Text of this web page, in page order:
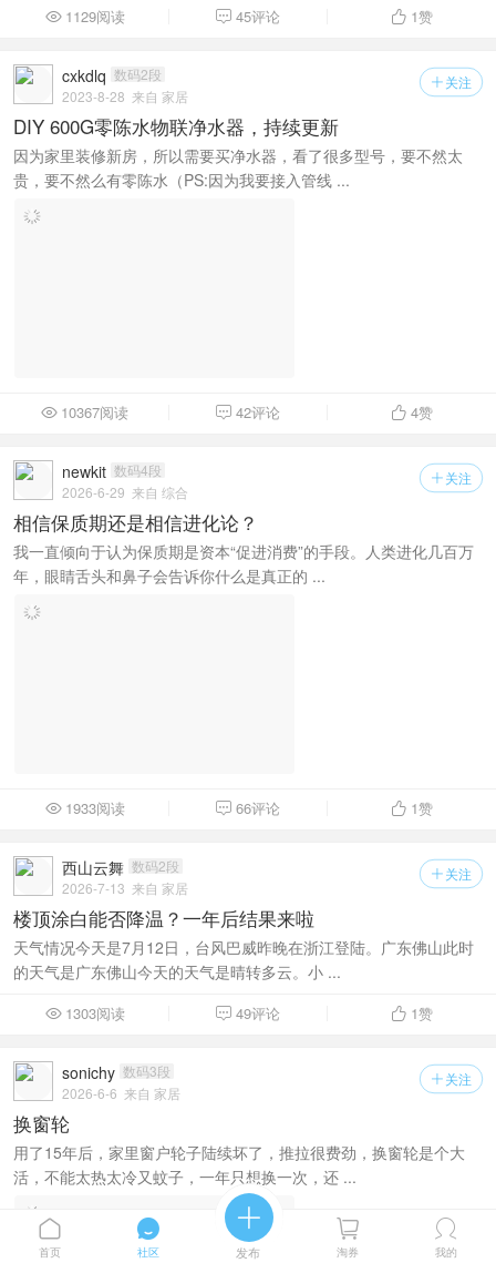
 1129阅读  45评论  1赞
 关注
cxkdlq 数码2段
2023-8-28 来自 家居
DIY 600G零陈水物联净水器，持续更新
因为家里装修新房，所以需要买净水器，看了很多型号，要不然太
贵，要不然么有零陈水（PS:因为我要接入管线 ...
 10367阅读  42评论  4赞
 关注
newkit 数码4段
2026-6-29 来自 综合
相信保质期还是相信进化论？
我一直倾向于认为保质期是资本“促进消费”的手段。人类进化几百万
年，眼睛舌头和鼻子会告诉你什么是真正的 ...
西山云舞 数码2段
2026-7-13 来自 家居
楼顶涂白能否降温？一年后结果来啦
的天气是广东佛山今天的天气是晴转多云。小 ...
sonichy
2026-6-6
换窗轮
用了15年后，家里窗户轮子陆续坏了，推拉很费劲，换窗轮是个大
活，不能太热太冷又蚊子，一年只想换一次，还 ...

首页

社区

发布

淘券

我的